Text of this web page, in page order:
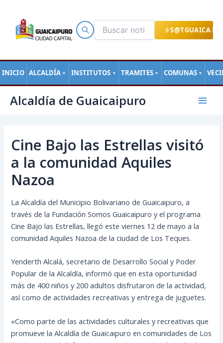
S@TGUAICA
INICIO ALCALDÍA ▼ INSTITUTOS ▼ TRAMITES ▼ COMUNAS ▼
contenido
Alcaldía de Guaicaipuro
Main
Cine Bajo las Estrellas visitó
a la comunidad Aquiles
Nazoa
La Alcaldía del Municipio Bolivariano de Guaicaipuro, a
través de la Fundación Somos Guaicaipuro y el programa
Cine Bajo las Estrellas, llegó este viernes 12 de mayo a la
comunidad Aquiles Nazoa de la ciudad de Los Teques.
Yenderth Alcalá, secretario de Desarrollo Social y Poder
Popular de la Alcaldía, informó que en esta oportunidad
más de 400 niños y 200 adultos disfrutaron de la actividad,
así como de actividadesrecreativas y entrega de juguetes.
«Como parte de las actividades culturales y recreativas que
promueve la Alcaldía de Guaicaipuro en comunidades de Los
de